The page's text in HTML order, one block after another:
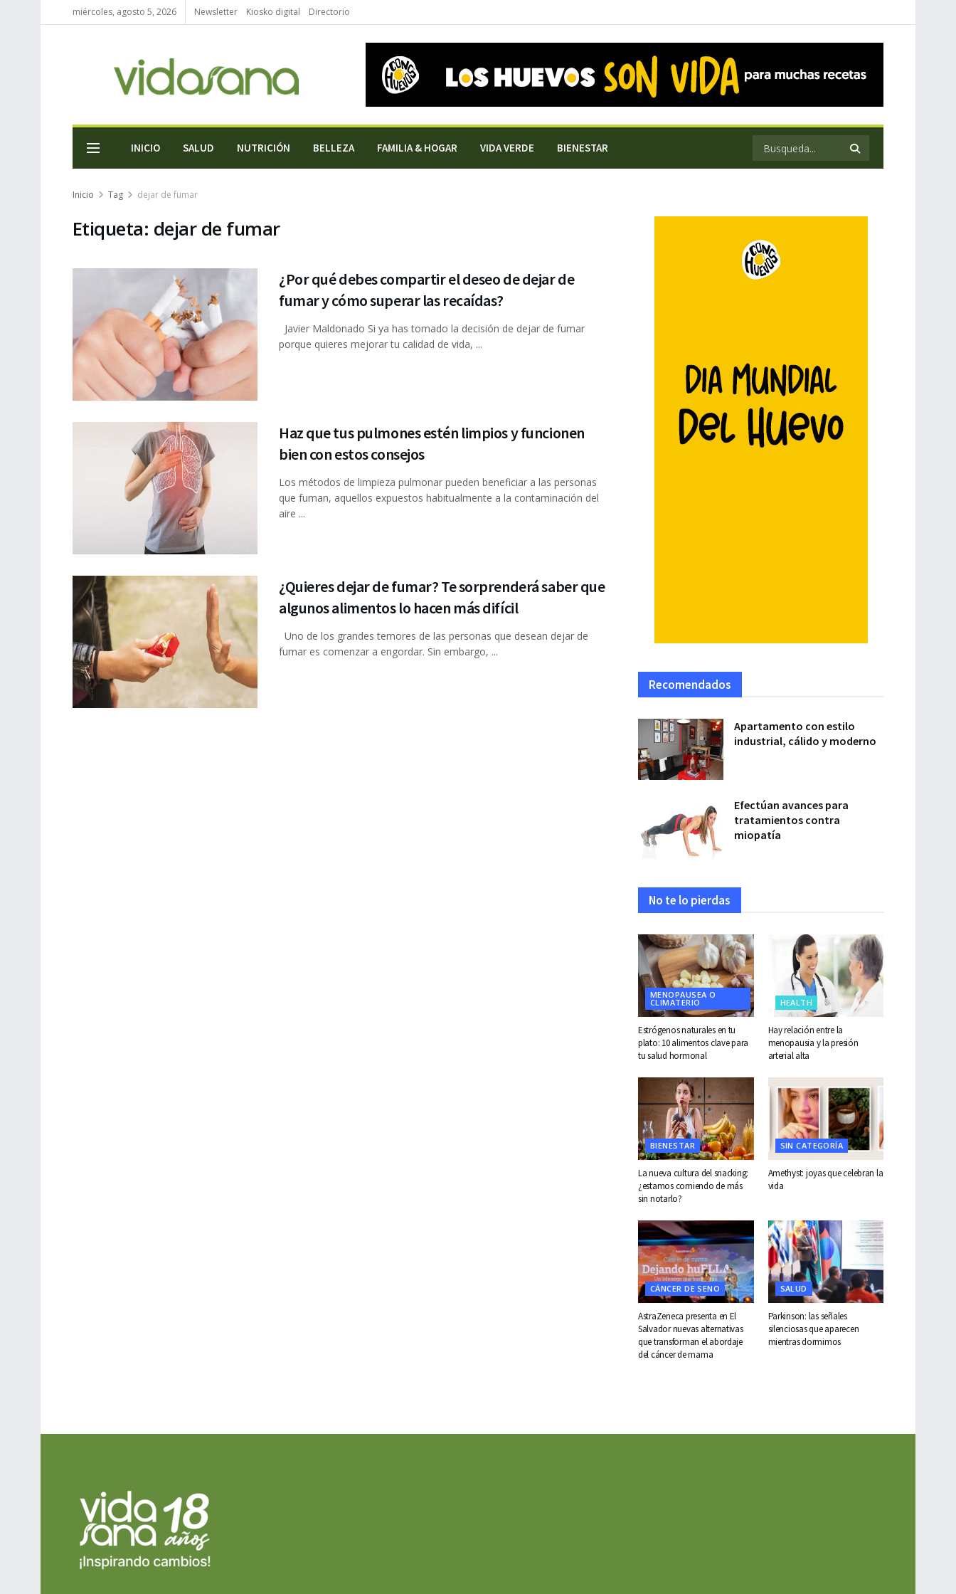
miércoles, agosto 5, 2026 Newsletter Kiosko digital Directorio
INICIO SALUD NUTRICIÓN BELLEZA FAMILIA & HOGAR VIDA VERDE BIENESTAR
Inicio Tag dejar de fumar
Etiqueta: dejar de fumar
¿Por qué debes compartir el deseo de dejar de
fumar y cómo superar las recaídas?
Javier Maldonado Si ya has tomado la decisión de dejar de fumar
porque quieres mejorar tu calidad de vida, ...
Haz que tus pulmones estén limpios y funcionen
bien con estos consejos
Los métodos de limpieza pulmonar pueden beneficiar a las personas
que fuman, aquellos expuestos habitualmente a la contaminación del
aire ...
¿Quieres dejar de fumar? Te sorprenderá saber que
algunos alimentos lo hacen más difícil
Uno de los grandes temores de las personas que desean dejar de
fumar es comenzar a engordar. Sin embargo, ...
Recomendados
Apartamento con estilo
industrial, cálido y moderno
Efectúan avances para
tratamientos contra
miopatía
No te lo pierdas
MENOPAUSEA O
CLIMATERIO
Estrógenos naturales en tu
plato: 10 alimentos clave para
tu salud hormonal
HEALTH
Hay relación entre la
menopausia y la presión
arterial alta
BIENESTAR
La nueva cultura del snacking:
¿estamos comiendo de más
sin notarlo?
SIN CATEGORÍA
Amethyst: joyas que celebran la
vida
CÁNCER DE SENO
AstraZeneca presenta en El
Salvador nuevas alternativas
que transforman el abordaje
del cáncer de mama
SALUD
Parkinson: las señales
silenciosas que aparecen
mientras dormimos